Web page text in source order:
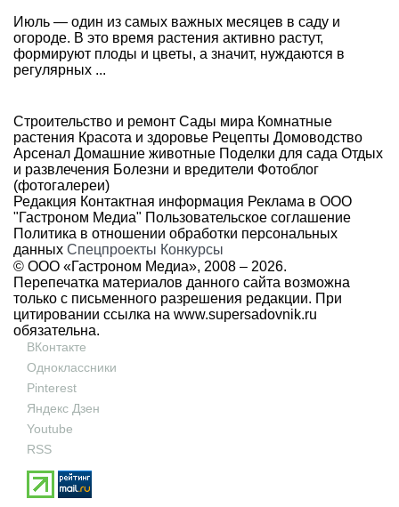
Июль — один из самых важных месяцев в саду и
огороде. В это время растения активно растут,
формируют плоды и цветы, а значит, нуждаются в
регулярных ...
Строительство и ремонт Сады мира Комнатные
растения Красота и здоровье Рецепты Домоводство
Арсенал Домашние животные Поделки для сада Отдых
и развлечения Болезни и вредители Фотоблог
(фотогалереи)
Редакция Контактная информация Реклама в ООО
"Гастроном Медиа" Пользовательское соглашение
Политика в отношении обработки персональных
данных Спецпроекты Конкурсы
© ООО «Гастроном Медиа», 2008 – 2026.
Перепечатка материалов данного сайта возможна
только с письменного разрешения редакции. При
цитировании ссылка на www.supersadovnik.ru
обязательна.
ВКонтакте
Одноклассники
Pinterest
Яндекс Дзен
Youtube
RSS